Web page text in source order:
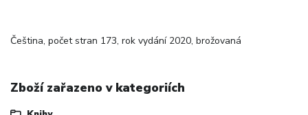
Čeština, počet stran 173, rok vydání 2020, brožovaná
Zboží zařazeno v kategoriích